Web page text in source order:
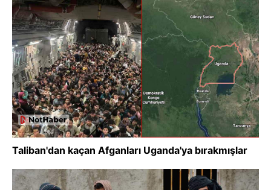
Taliban'dan kaçan Afganları Uganda'ya bırakmışlar